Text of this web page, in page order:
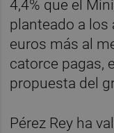
4,4% que el
planteado a los
euros más al
catorce pagas,
propuesta del
Pérez Rey ha